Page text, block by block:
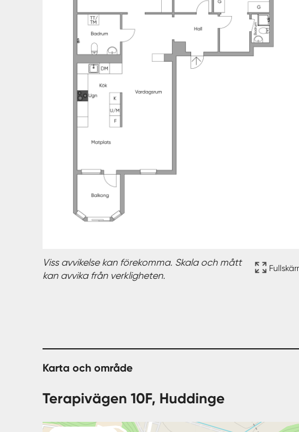
Viss avvikelse kan förekomma. Skala och mått
kan avvika från verkligheten.
Karta och område
Terapivägen 10F, Huddinge